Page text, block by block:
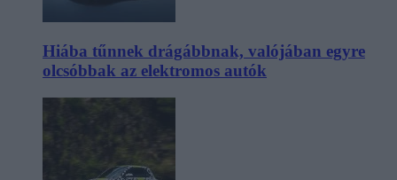
Hiába tűnnek drágábbnak, valójában egyre
olcsóbbak az elektromos autók